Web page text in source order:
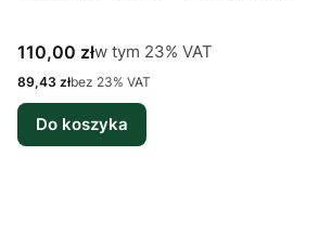
Cena brutto
110,00 złw tym %s VAT
w tym 23% VAT
Cena netto
89,43 złbez 23% VAT
Do koszyka